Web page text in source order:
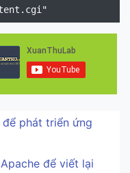
để phát triển ứng
để viết lại